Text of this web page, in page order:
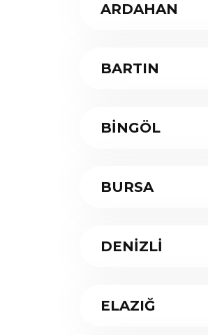
ARDAHAN
BARTIN
BİNGÖL
BURSA
DENİZLİ
ELAZIĞ